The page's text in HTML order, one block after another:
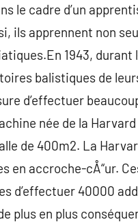
le cadre d’un
ils apprennent non
1943, durant
balistiques de
d’effectuer
née de la
de 400m2. La
en accroche-cÅ“ur.
d’effectuer 40000
plus en plus